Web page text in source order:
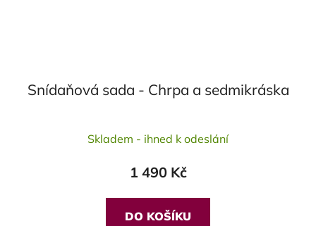
Snídaňová sada - Chrpa a sedmikráska
hodnocení
je
5,0
z
Skladem - ihned k odeslání
1 490 Kč
DO KOŠÍKU